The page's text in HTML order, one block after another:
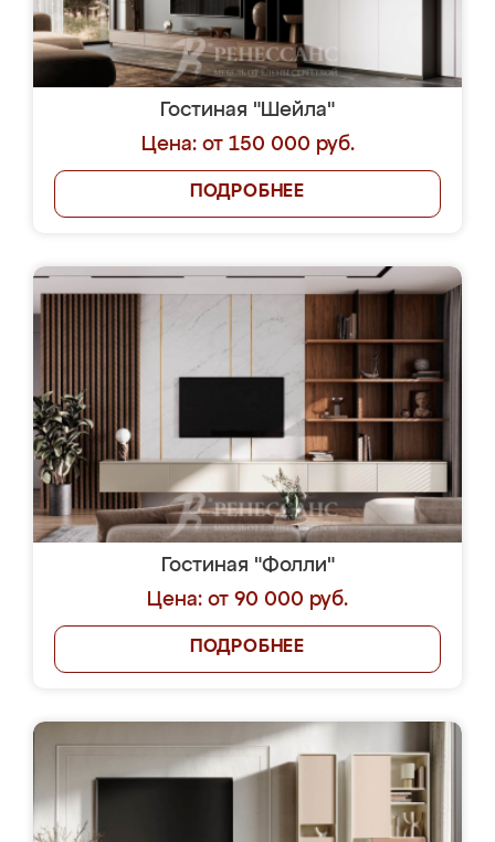
Гостиная "Шейла"
Цена: от 150 000 руб.
ПОДРОБНЕЕ
Гостиная "Фолли"
Цена: от 90 000 руб.
ПОДРОБНЕЕ